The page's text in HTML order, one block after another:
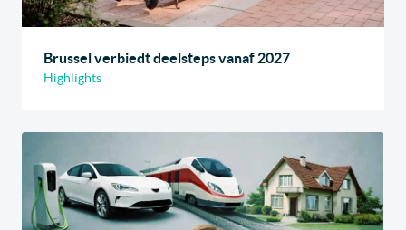
Brussel verbiedt deelsteps vanaf 2027
Highlights